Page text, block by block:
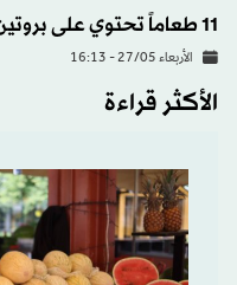
11 طعاماً تحتوي على بروتين أكثر من البيض
الأربعاء 27/05 - 16:13
الأكثر قراءة